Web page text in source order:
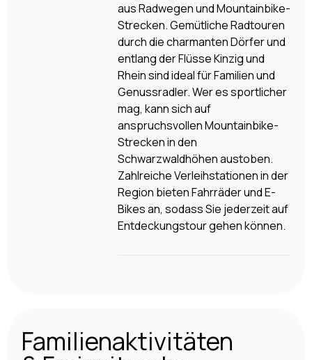
aus Radwegen und Mountainbike-
Strecken. Gemütliche Radtouren
durch die charmanten Dörfer und
entlang der Flüsse Kinzig und
Rhein sind ideal für Familien und
Genussradler. Wer es sportlicher
mag, kann sich auf
anspruchsvollen Mountainbike-
Strecken in den
Schwarzwaldhöhen austoben.
Zahlreiche Verleihstationen in der
Region bieten Fahrräder und E-
Bikes an, sodass Sie jederzeit auf
Entdeckungstour gehen können.
Familienaktivitäten